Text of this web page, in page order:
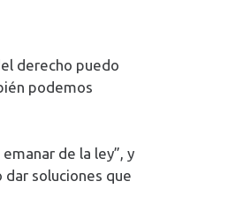
derecho puedo
podemos
de la ley”, y
soluciones que